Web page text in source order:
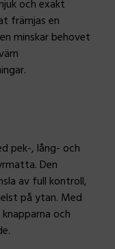
och exakt
främjas en
minskar behovet
pek-, lång- och
Den
av full kontroll,
på ytan. Med
och